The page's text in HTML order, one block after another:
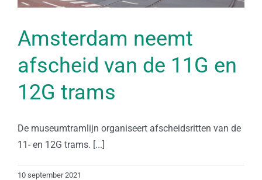
Amsterdam neemt
afscheid van de 11G en
12G trams
De museumtramlijn organiseert afscheidsritten van de
11- en 12G trams. [...]
10 september 2021